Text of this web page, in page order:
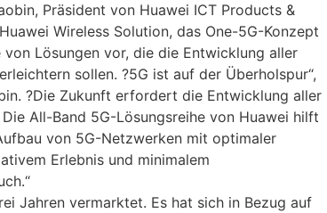
Präsident von Huawei ICT Products &
Wireless Solution, das One-5G-Konzept
von Lösungen vor, die die Entwicklung aller
sollen. ?5G ist auf der Überholspur“,
?Die Zukunft erfordert die Entwicklung aller
All-Band 5G-Lösungsreihe von Huawei hilft
von 5G-Netzwerken mit optimaler
Erlebnis und minimalem
Jahren vermarktet. Es hat sich in Bezug auf